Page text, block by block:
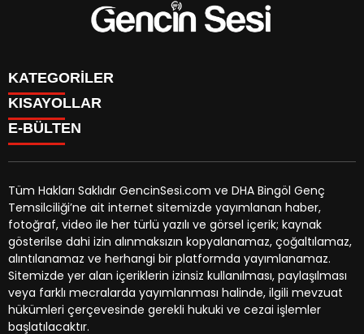
KATEGORİLER
GENÇ
BİNGÖL
ÖZEL HABER
EKONOMİ
YEREL HABERLER
CANLI BORSA
KÜNYE
İLETİŞİM
KISAYOLLAR
BURÇLAR
CANLI TV
HAVA DURUMU
NÖBETÇİ ECZANELER
TRAFİK DURUMU
YEREL HABERLER
GAZETELER
E-BÜLTEN
gencinsesi.com e-bültenine abone olarak, tarafınıza haber,
duyuru ve kampanya içerikli e-postaların gönderilmesini
kabul etmiş olursunuz.
Tüm Hakları Saklıdır GencinSesi.com ve DHA Bingöl Genç
Temsilciliği’ne ait internet sitemizde yayımlanan haber,
fotoğraf, video ile her türlü yazılı ve görsel içerik; kaynak
gösterilse dahi izin alınmaksızın kopyalanamaz, çoğaltılamaz,
alıntılanamaz ve herhangi bir platformda yayımlanamaz.
Sitemizde yer alan içeriklerin izinsiz kullanılması, paylaşılması
veya farklı mecralarda yayımlanması halinde, ilgili mevzuat
hükümleri çerçevesinde gerekli hukuki ve cezai işlemler
başlatılacaktır.